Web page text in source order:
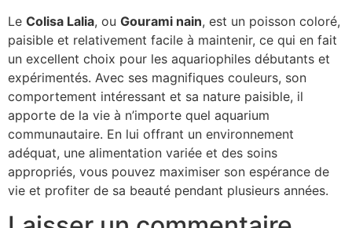
Le Colisa Lalia, ou Gourami nain, est un poisson coloré,
paisible et relativement facile à maintenir, ce qui en fait
un excellent choix pour les aquariophiles débutants et
expérimentés. Avec ses magnifiques couleurs, son
comportement intéressant et sa nature paisible, il
apporte de la vie à n’importe quel aquarium
communautaire. En lui offrant un environnement
adéquat, une alimentation variée et des soins
appropriés, vous pouvez maximiser son espérance de
vie et profiter de sa beauté pendant plusieurs années.